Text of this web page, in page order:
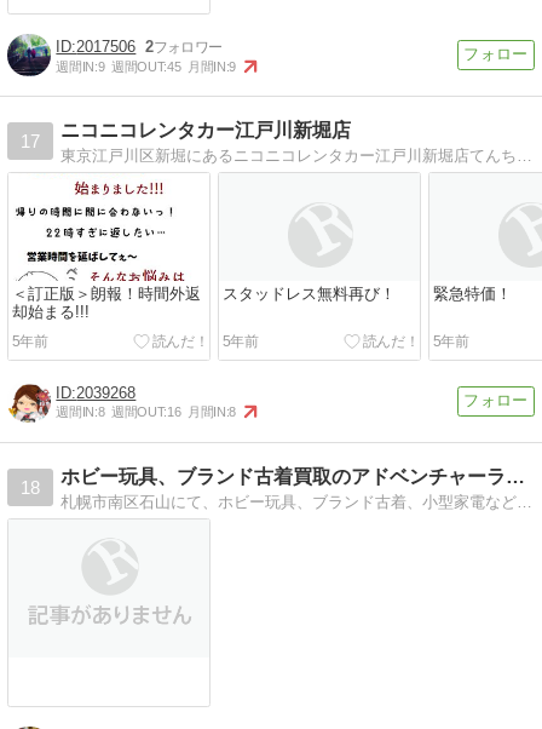
2017506 2
週間IN:9 週間OUT:45 月間IN:9
17
ニコニコレンタカー江戸川新堀店
東京江戸川区新堀にあるニコニコレンタカー江戸川新堀店てんちょーとだがシステムやサービス、お得情報や最新情報つぶやきを発信中です(･∀･)/
＜訂正版＞朗報！時間外返
却始まる!!!
5年前
スタッドレス無料再び！
5年前
緊急特価！
5年前
2039268
週間IN:8 週間OUT:16 月間IN:8
18
ホビー玩具、ブランド古着買取のアドベンチャーライフのブログ
札幌市南区石山にて、ホビー玩具、ブランド古着、小型家電などの買取・販売を行っているアドベンチャーライフ札幌本店のブログ